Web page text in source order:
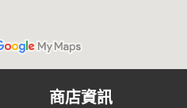
商店資訊